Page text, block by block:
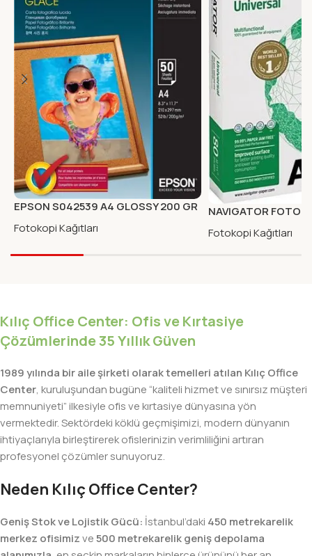
EPSON S042539 A4 GLOSSY 200 GR
PHOTO KAGIT 50 LI
Fotokopi Kağıtları
NAVIGATOR
Fotokopi Kağıtları
Kılıç Office Center: Ofis ve Kırtasiye
Çözümlerinde 35 Yıllık Güven
1989 yılında bir aile şirketi olarak temelleri atılan Kılıç Office
Center, kuruluşundan bugüne “kaliteli hizmet ve sınırsız müşteri
memnuniyeti” ilkesiyle ofis ve kırtasiye dünyasına yön
vermektedir. Sektördeki köklü geçmişimizi, modern dünyanın
ihtiyaçlarıyla birleştirerek ofislerinizin verimliliğini artıran
profesyonel çözümler sunuyoruz.
Neden Kılıç Office Center?
Geniş Stok ve Lojistik Gücü: İstanbul’daki 450 metrekarelik
merkez ofisimizve500 metrekarelik geniş depolama